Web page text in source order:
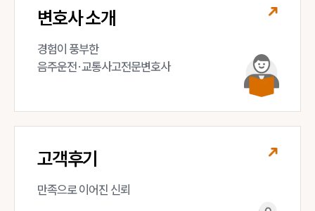
변호사 소개
경험이 풍부한
음주운전·교통사고전문변호사
고객후기
만족으로 이어진 신뢰